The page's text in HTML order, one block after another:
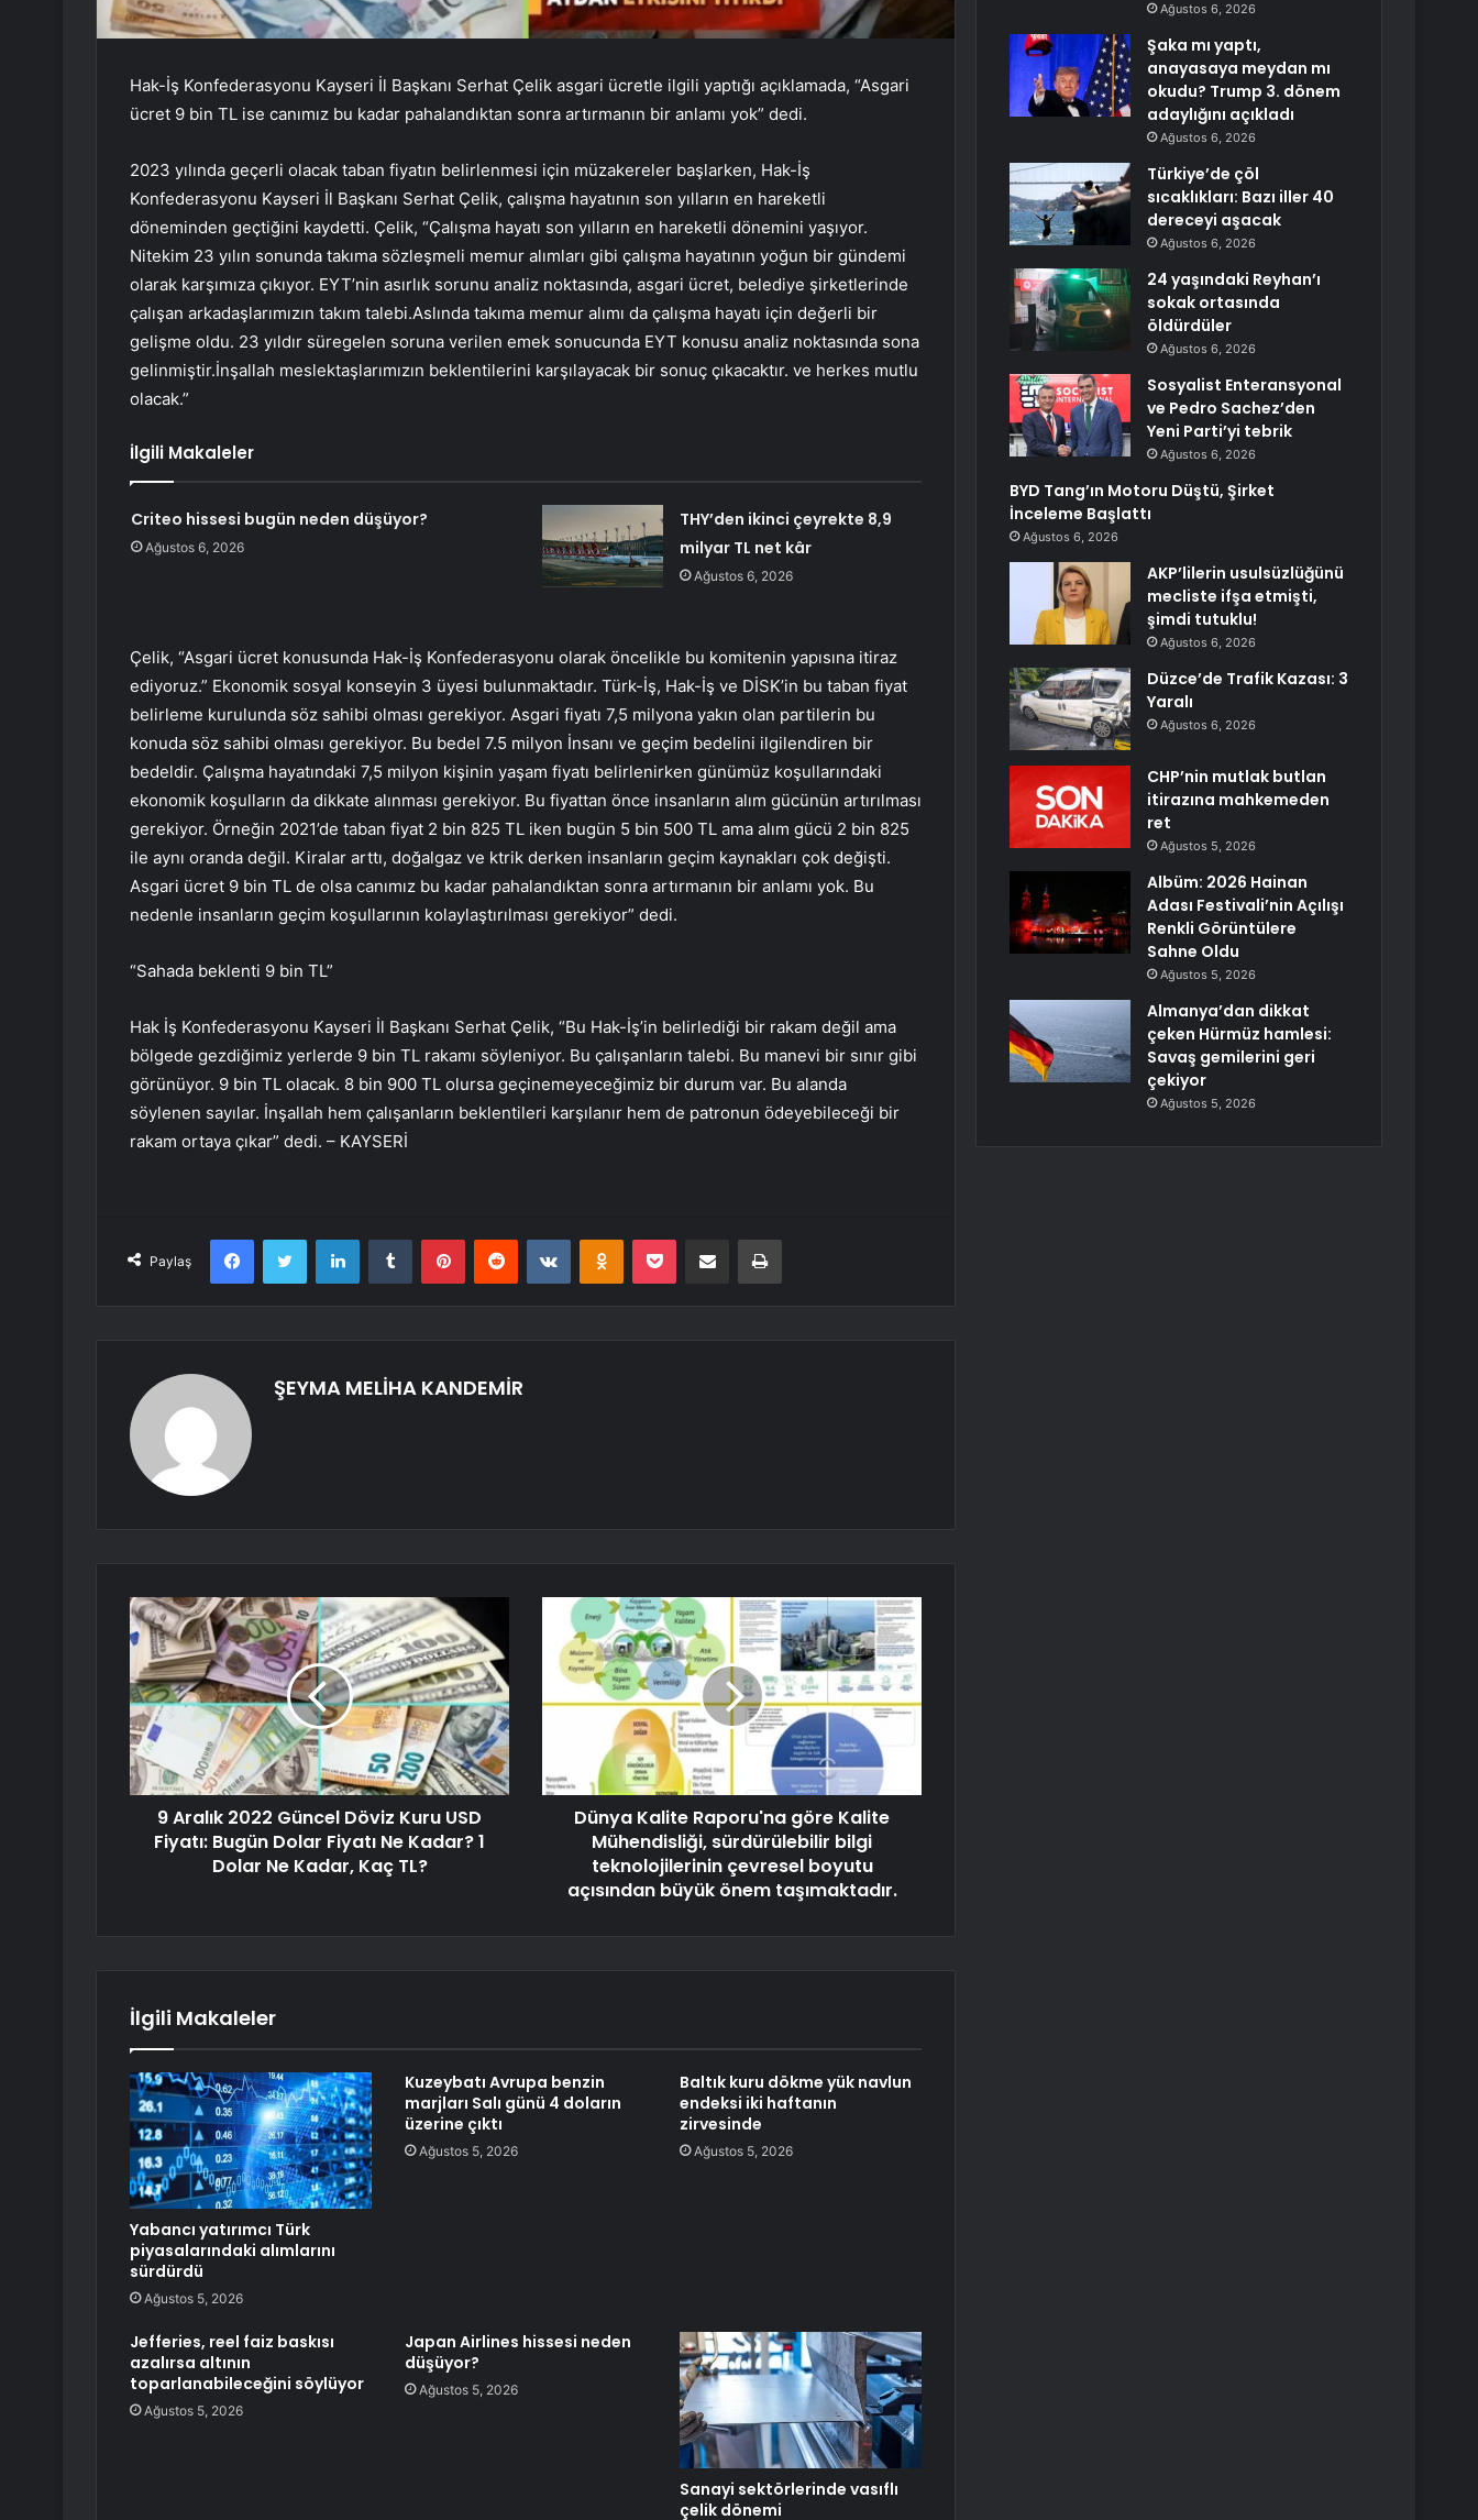
Hak-İş Konfederasyonu Kayseri İl Başkanı Serhat Çelik asgari ücretle ilgili yaptığı açıklamada, “Asgari
ücret 9 bin TL ise canımız bu kadar pahalandıktan sonra artırmanın bir anlamı yok” dedi.
2023 yılında geçerli olacak taban fiyatın belirlenmesi için müzakereler başlarken, Hak-İş
Konfederasyonu Kayseri İl Başkanı Serhat Çelik, çalışma hayatının son yılların en hareketli
döneminden geçtiğini kaydetti. Çelik, “Çalışma hayatı son yılların en hareketli dönemini yaşıyor.
Nitekim 23 yılın sonunda takıma sözleşmeli memur alımları gibi çalışma hayatının yoğun bir gündemi
olarak karşımıza çıkıyor. EYT’nin asırlık sorunu analiz noktasında, asgari ücret, belediye şirketlerinde
çalışan arkadaşlarımızın takım talebi.Aslında takıma memur alımı da çalışma hayatı için değerli bir
gelişme oldu. 23 yıldır süregelen soruna verilen emek sonucunda EYT konusu analiz noktasında sona
gelinmiştir.İnşallah meslektaşlarımızın beklentilerini karşılayacak bir sonuç çıkacaktır. ve herkes mutlu
olacak.”
İlgili Makaleler
Criteo hissesi bugün neden düşüyor?
Ağustos 6, 2026
THY’den ikinci çeyrekte 8,9
milyar TL net kâr
Ağustos 6, 2026
Çelik, “Asgari ücret konusunda Hak-İş Konfederasyonu olarak öncelikle bu komitenin yapısına itiraz
ediyoruz.” Ekonomik sosyal konseyin 3 üyesi bulunmaktadır. Türk-İş, Hak-İş ve DİSK’in bu taban fiyat
belirleme kurulunda söz sahibi olması gerekiyor. Asgari fiyatı 7,5 milyona yakın olan partilerin bu
konuda söz sahibi olması gerekiyor. Bu bedel 7.5 milyon İnsanı ve geçim bedelini ilgilendiren bir
bedeldir. Çalışma hayatındaki 7,5 milyon kişinin yaşam fiyatı belirlenirken günümüz koşullarındaki
ekonomik koşulların da dikkate alınması gerekiyor. Bu fiyattan önce insanların alım gücünün artırılması
gerekiyor. Örneğin 2021’de taban fiyat 2 bin 825 TL iken bugün 5 bin 500 TL ama alım gücü 2 bin 825
ile aynı oranda değil. Kiralar arttı, doğalgaz ve ktrik derken insanların geçim kaynakları çok değişti.
Asgari ücret 9 bin TL de olsa canımız bu kadar pahalandıktan sonra artırmanın bir anlamı yok. Bu
nedenle insanların geçim koşullarının kolaylaştırılması gerekiyor” dedi.
“Sahada beklenti 9 bin TL”
Hak İş Konfederasyonu Kayseri İl Başkanı Serhat Çelik, “Bu Hak-İş’in belirlediği bir rakam değil ama
bölgede gezdiğimiz yerlerde 9 bin TL rakamı söyleniyor. Bu çalışanların talebi. Bu manevi bir sınır gibi
görünüyor. 9 bin TL olacak. 8 bin 900 TL olursa geçinemeyeceğimiz bir durum var. Bu alanda
söylenen sayılar. İnşallah hem çalışanların beklentileri karşılanır hem de patronun ödeyebileceği bir
rakam ortaya çıkar” dedi. – KAYSERİ
Paylaş
FacebookTwitter LinkedInTumblr PinterestReddit VKontakteOdnoklassniki
Pocket E-Posta ile paylaş Yazdır
ŞEYMA MELİHA KANDEMİR
9 Aralık 2022 Güncel Döviz Kuru USD
Fiyatı: Bugün Dolar Fiyatı Ne Kadar? 1
Dolar Ne Kadar, Kaç TL?
Dünya Kalite Raporu'na göre Kalite
Mühendisliği, sürdürülebilir bilgi
teknolojilerinin çevresel boyutu
açısından büyük önem taşımaktadır.
İlgili Makaleler
Yabancı yatırımcı Türk
piyasalarındaki alımlarını
sürdürdü
Ağustos 5, 2026
Kuzeybatı Avrupa benzin
marjları Salı günü 4 doların
üzerine çıktı
Ağustos 5, 2026
Baltık kuru dökme yük navlun
endeksi iki haftanın
zirvesinde
Ağustos 5, 2026
Jefferies, reel faiz baskısı
azalırsa altının
toparlanabileceğini söylüyor
Ağustos 5, 2026
Japan Airlines hissesi neden
düşüyor?
Ağustos 5, 2026
Sanayi sektörlerinde vasıflı
çelik dönemi
Ağustos 6, 2026
Şaka mı yaptı,
anayasaya meydan mı
okudu? Trump 3. dönem
adaylığını açıkladı
Ağustos 6, 2026
Türkiye’de çöl
sıcaklıkları: Bazı iller 40
dereceyi aşacak
Ağustos 6, 2026
24 yaşındaki Reyhan’ı
sokak ortasında
öldürdüler
Ağustos 6, 2026
Sosyalist Enteransyonal
ve Pedro Sachez’den
Yeni Parti’yi tebrik
Ağustos 6, 2026
BYD Tang’ın Motoru Düştü, Şirket
İnceleme Başlattı
Ağustos 6, 2026
AKP’lilerin usulsüzlüğünü
mecliste ifşa etmişti,
şimdi tutuklu!
Ağustos 6, 2026
Düzce’de Trafik Kazası: 3
Yaralı
Ağustos 6, 2026
CHP’nin mutlak butlan
itirazına mahkemeden
ret
Ağustos 5, 2026
Albüm: 2026 Hainan
Adası Festivali’nin Açılışı
Renkli Görüntülere
Sahne Oldu
Ağustos 5, 2026
Almanya’dan dikkat
çeken Hürmüz hamlesi:
Savaş gemilerini geri
çekiyor
Ağustos 5, 2026